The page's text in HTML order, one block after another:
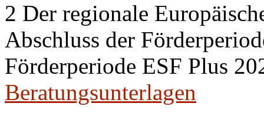
2 Der regionale
Abschluss der
Förderperiode ESF Plus
Beratungsunterlagen